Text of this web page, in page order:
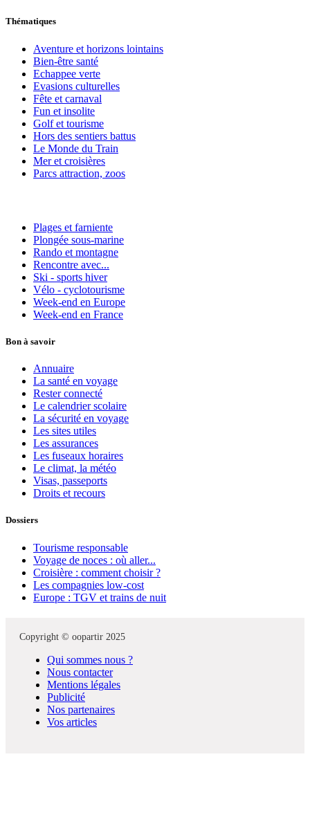
Thématiques
Aventure et horizons lointains
Bien-être santé
Echappee verte
Evasions culturelles
Fête et carnaval
Fun et insolite
Golf et tourisme
Hors des sentiers battus
Le Monde du Train
Mer et croisières
Parcs attraction, zoos
Plages et farniente
Plongée sous-marine
Rando et montagne
Rencontre avec...
Ski - sports hiver
Vélo - cyclotourisme
Week-end en Europe
Week-end en France
Bon à savoir
Annuaire
La santé en voyage
Rester connecté
Le calendrier scolaire
La sécurité en voyage
Les sites utiles
Les assurances
Les fuseaux horaires
Le climat, la météo
Visas, passeports
Droits et recours
Dossiers
Tourisme responsable
Voyage de noces : où aller...
Croisière : comment choisir ?
Les compagnies low-cost
Europe : TGV et trains de nuit
Copyright © oopartir 2025
Qui sommes nous ?
Nous contacter
Mentions légales
Publicité
Nos partenaires
Vos articles